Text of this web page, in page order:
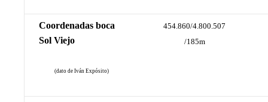
Coordenadas boca
Sol Viejo
(dato de Iván Expósito)
454.860/4.800.507
/185m